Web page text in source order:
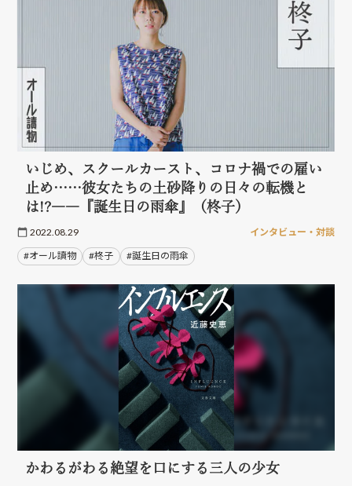
いじめ、スクールカースト、コロナ禍での雇い
止め……彼女たちの土砂降りの日々の転機と
は!?――『誕生日の雨傘』（柊子）
2022.08.29 インタビュー・対談
#オール讀物 #柊子 #誕生日の雨傘
かわるがわる絶望を口にする三人の少女